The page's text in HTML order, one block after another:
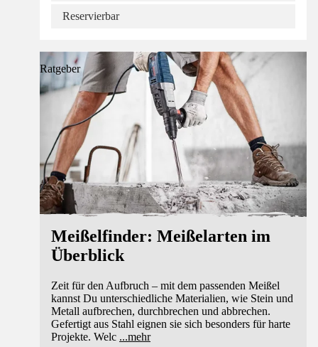
Reservierbar
Ratgeber
Meißelfinder: Meißelarten im
Überblick
Zeit für den Aufbruch – mit dem passenden Meißel
kannst Du unterschiedliche Materialien, wie Stein und
Metall aufbrechen, durchbrechen und abbrechen.
Gefertigt aus Stahl eignen sie sich besonders für harte
Projekte. Welc ...mehr